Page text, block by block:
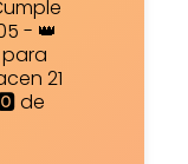
- 👑
21
de